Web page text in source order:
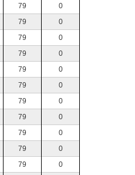
79
0
79
0
79
0
79
0
79
0
79
0
79
0
79
0
79
0
79
0
79
0